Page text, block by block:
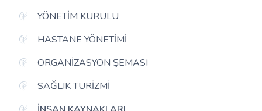
YÖNETIM KURULU
HASTANE YÖNETIMI
ORGANIZASYON ŞEMASI
SAĞLIK TURIZMI